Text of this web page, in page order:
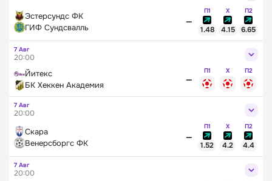
Эстерсундс ФК
ГИФ Сундсвалль
—
П1 X П2
1.48 4.15 6.65
7 Авг
20:00
Йитекс
БК Хеккен Академия
—
П1 X П2
7 Авг
20:00
Скара
Венерсборгс ФК
—
П1 X П2
1.52 4.2 4.4
7 Авг
20:00